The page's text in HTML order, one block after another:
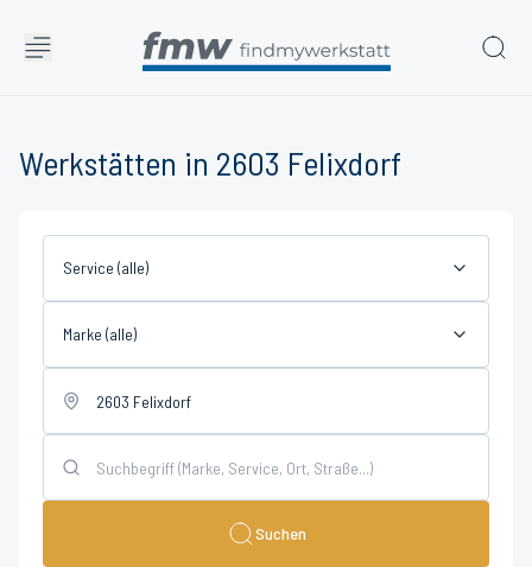
Werkstätten in 2603 Felixdorf
Service (alle)
Marke (alle)
Suchen